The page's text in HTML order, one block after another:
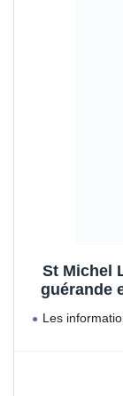
St Michel
guérande
Les